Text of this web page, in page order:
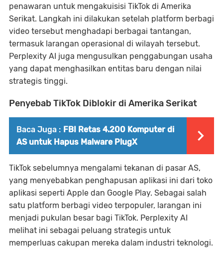
penawaran untuk mengakuisisi TikTok di Amerika
Serikat. Langkah ini dilakukan setelah platform berbagi
video tersebut menghadapi berbagai tantangan,
termasuk larangan operasional di wilayah tersebut.
Perplexity AI juga mengusulkan penggabungan usaha
yang dapat menghasilkan entitas baru dengan nilai
strategis tinggi.
Penyebab TikTok Diblokir di Amerika Serikat
Baca Juga : FBI Retas 4.200 Komputer di
AS untuk Hapus Malware PlugX
TikTok sebelumnya mengalami tekanan di pasar AS,
yang menyebabkan penghapusan aplikasi ini dari toko
aplikasi seperti Apple dan Google Play. Sebagai salah
satu platform berbagi video terpopuler, larangan ini
menjadi pukulan besar bagi TikTok. Perplexity AI
melihat ini sebagai peluang strategis untuk
memperluas cakupan mereka dalam industri teknologi.